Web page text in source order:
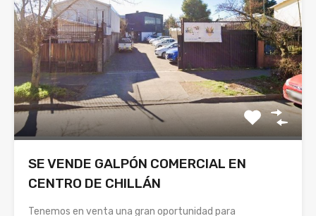
SE VENDE GALPÓN COMERCIAL EN
CENTRO DE CHILLÁN
Tenemos en venta una gran oportunidad para